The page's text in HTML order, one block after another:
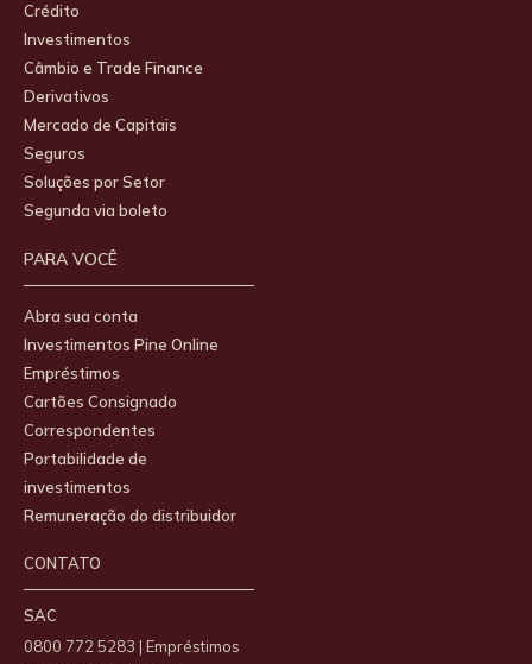
Crédito
Investimentos
Câmbio e Trade Finance
Derivativos
Mercado de Capitais
Seguros
Soluções por Setor
Segunda via boleto
PARA VOCÊ
Abra sua conta
Investimentos Pine Online
Empréstimos
Cartões Consignado
Correspondentes
Portabilidade de
investimentos
Remuneração do distribuidor
CONTATO
SAC
0800 772 5283 | Empréstimos